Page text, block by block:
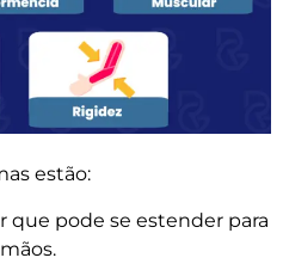
estão:
que pode se estender para